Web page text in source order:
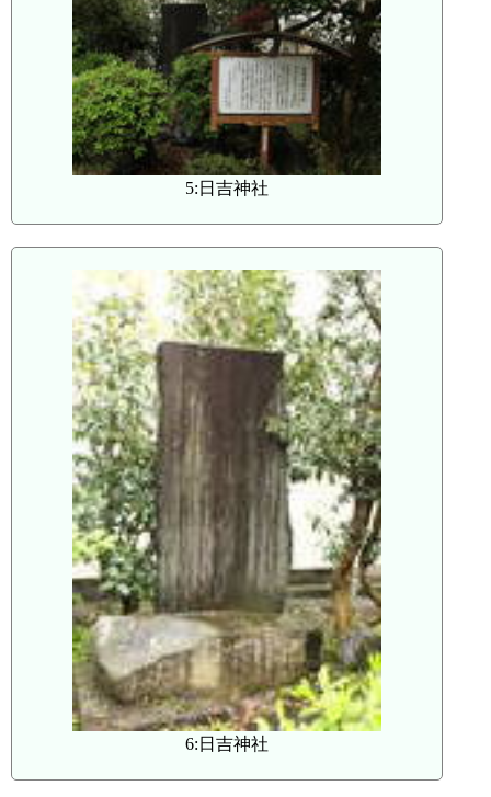
5:日吉神社
6:日吉神社